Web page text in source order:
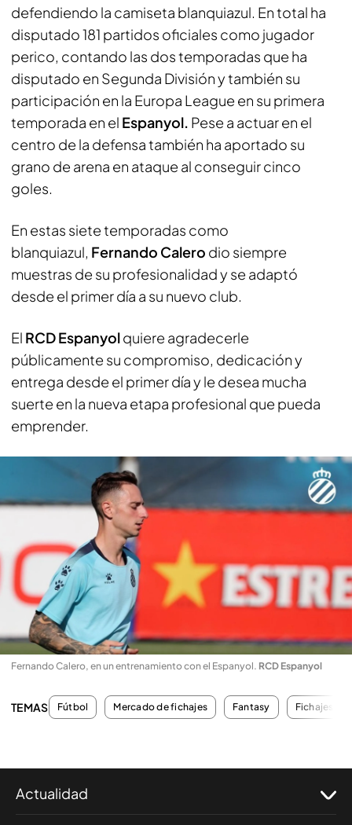
defendiendo la camiseta blanquiazul. En total ha
disputado 181 partidos oficiales como jugador
perico, contando las dos temporadas que ha
disputado en Segunda División y también su
participación en la Europa League en su primera
temporada en el Espanyol. Pese a actuar en el
centro de la defensa también ha aportado su
grano de arena en ataque al conseguir cinco
goles.
En estas siete temporadas como
blanquiazul, Fernando Calero dio siempre
muestras de su profesionalidad y se adaptó
desde el primer día a su nuevo club.
El RCD Espanyolquiere agradecerle
públicamente su compromiso, dedicación y
entrega desde el primer día y le desea mucha
suerte en la nueva etapa profesional que pueda
emprender.
Fernando Calero, en un entrenamiento con el Espanyol. RCD Espanyol
TEMAS Fútbol Mercado de fichajes Fantasy Fichajes
Actualidad